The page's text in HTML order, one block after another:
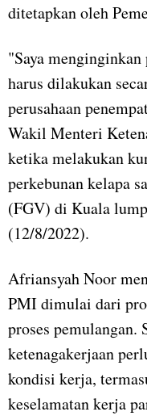
ditetapkan oleh
"Saya
harus dilakukan
perusahaan
Wakil Menteri
ketika melakukan
perkebunan kelapa
(FGV) di Kuala
(12/8/2022).
Afriansyah Noor
PMI dimulai dari
proses pemulangan.
ketenagakerjaan
kondisi kerja,
keselamatan kerja